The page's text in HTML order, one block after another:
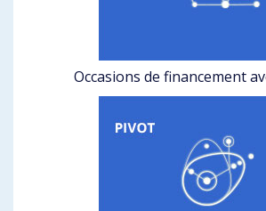
Occasions de financement